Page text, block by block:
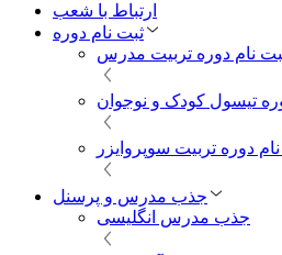
ارتباط با شعب
ثبت نام دوره
جذب مدرس و پرسنل
جذب مدرس انگلیسی